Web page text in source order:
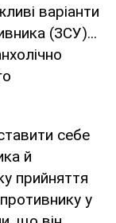
варіанти
(ЗСУ)...
себе
й
прийняття
у